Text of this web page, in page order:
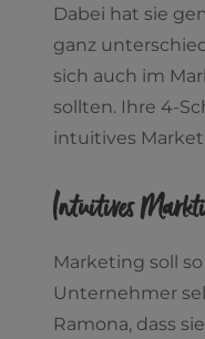
Dabei hat sie
ganz
sich auch im
sollten. Ihre 4-
intuitives
Intuitives
Marketing soll
Unternehmer
Ramona, dass